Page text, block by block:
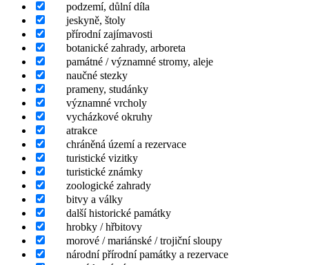
podzemí, důlní díla
jeskyně, štoly
přírodní zajímavosti
botanické zahrady, arboreta
památné / významné stromy, aleje
naučné stezky
prameny, studánky
významné vrcholy
vycházkové okruhy
atrakce
chráněná území a rezervace
turistické vizitky
turistické známky
zoologické zahrady
bitvy a války
další historické památky
hrobky / hřbitovy
morové / mariánské / trojiční sloupy
národní přírodní památky a rezervace